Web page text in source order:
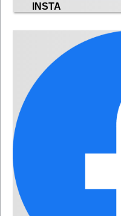
INSTA